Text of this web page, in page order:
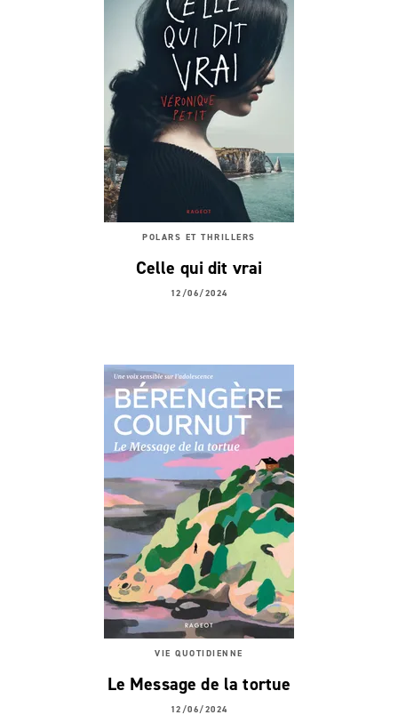
POLARS ET THRILLERS
Celle qui dit vrai
12/06/2024
VIE QUOTIDIENNE
Le Message de la tortue
12/06/2024